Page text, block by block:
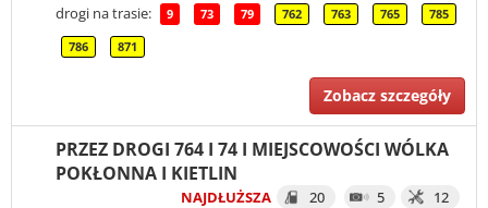
drogi na trasie: 9 73 79 762 763 765 785
786 871
Zobacz szczegóły
PRZEZ DROGI 764 I 74 I MIEJSCOWOŚCI WÓLKA
POKŁONNA I KIETLIN
NAJDŁUŻSZA 20 5 12